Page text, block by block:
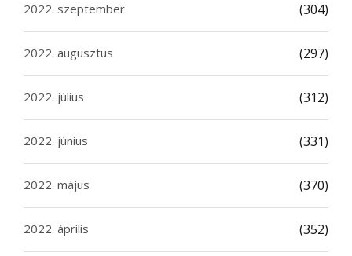
2022. szeptember (304)
2022. augusztus (297)
2022. július (312)
2022. június (331)
2022. május (370)
2022. április (352)